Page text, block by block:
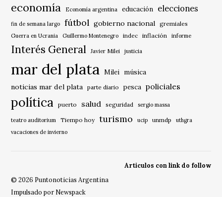
economía Economía argentina educación elecciones
fin de semana largo fútbol gobierno nacional gremiales
Guerra en Ucrania Guillermo Montenegro indec inflación informe
Interés General Javier Milei justicia
mar del plata Milei música
noticias mar del plata
parte diario pesca policiales
política puerto salud seguridad sergio massa
teatro auditorium Tiempo hoy turismo ucip unmdp
uthgra
vacaciones de invierno
Articulos con link do follow
© 2026 Puntonoticias Argentina
Impulsado por Newspack